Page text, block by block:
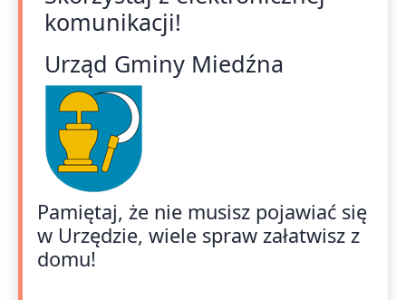
komunikacji!
Urząd Gminy Miedźna
Pamiętaj, że nie musisz pojawiać się
w Urzędzie, wiele spraw załatwisz z
domu!